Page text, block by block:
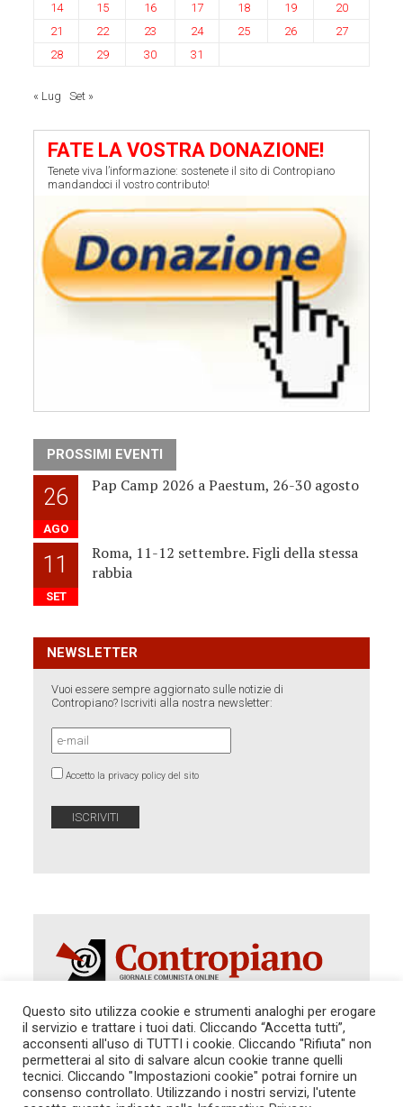
14
15 16 17 18 19
20
21
22 23 24 25 26
27
28
29 30 31
« Lug Set »
FATE LA VOSTRA DONAZIONE!
Tenete viva l’informazione: sostenete il sito di Contropiano
mandandoci il vostro contributo!
PROSSIMI EVENTI
26
AGO
Pap Camp 2026 a Paestum, 26-30 agosto
11
SET
Roma, 11-12 settembre. Figli della stessa
rabbia
NEWSLETTER
Vuoi essere sempre aggiornato sulle notizie di
Contropiano? Iscriviti alla nostra newsletter:
Accetto la privacy policy del sito
Autorizzazione del Tribunale di Roma 286 del 31
dicembre 2014. Direttore Responsabile: Sergio
Cararo. Indirizzo: V.Casalbruciato 27- sc. B - 00159
Tel. 06.640.122.19 -redazione@contropiano.org
Questo sito utilizza cookie e strumenti analoghi per erogare
il servizio e trattare i tuoi dati. Cliccando “Accetta tutti”,
acconsenti all'uso di TUTTI i cookie. Cliccando "Rifiuta" non
permetterai al sito di salvare alcun cookie tranne quelli
tecnici. Cliccando "Impostazioni cookie" potrai fornire un
consenso controllato. Utilizzando i nostri servizi, l'utente